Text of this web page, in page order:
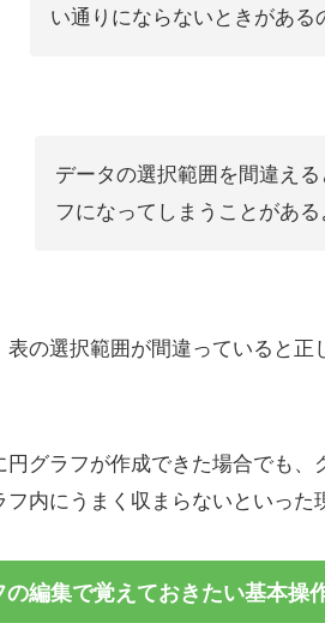
い通りにならないときがある
データの選択範囲を間違え
フになってしまうことがある
表の選択範囲が間違っていると
円グラフが作成できた場合でも
フ内にうまく収まらないといった
の編集で覚えておきたい基本操